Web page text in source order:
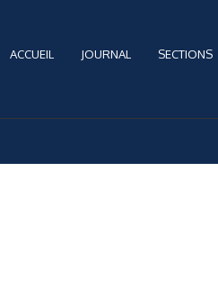
ACCUEIL JOURNAL SECTIONS